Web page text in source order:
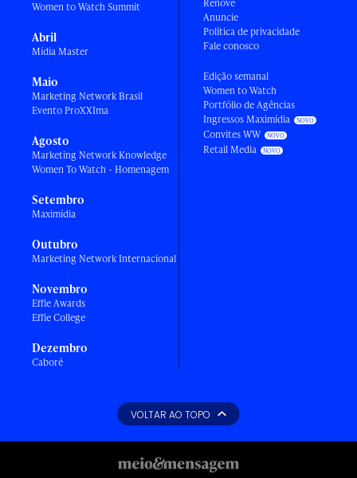
Women to Watch Summit
Abril
Mídia Master
Maio
Marketing Network Brasil
Evento ProXXIma
Agosto
Marketing Network Knowledge
Women To Watch - Homenagem
Setembro
Maximídia
Outubro
Marketing Network Internacional
Novembro
Effie Awards
Effie College
Dezembro
Caboré
Anuncie
Política de privacidade
Fale conosco
Edição semanal
Women to Watch
Portfólio de Agências
Ingressos Maximídia
Convites WW
Retail Media
VOLTAR AO TOPO